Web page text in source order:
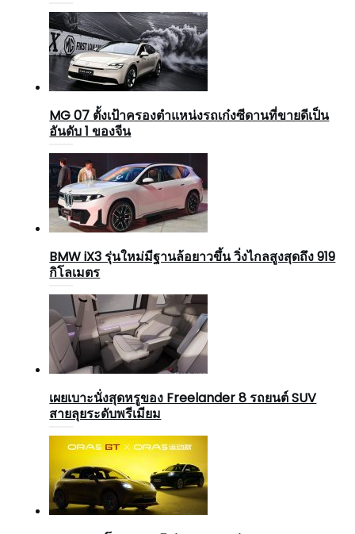
MG 07 ตั้งเป้าครองตำแหน่งรถเก๋งซีดานที่ขายดีเป็น
อันดับ 1 ของจีน
BMW iX3 รุ่นใหม่มีฐานล้อยาวขึ้น วิ่งไกลสูงสุดถึง 919
กิโลเมตร
เผยเบาะนั่งสุดหรูของ Freelander 8 รถยนต์ SUV
สายลุยระดับพรีเมียม